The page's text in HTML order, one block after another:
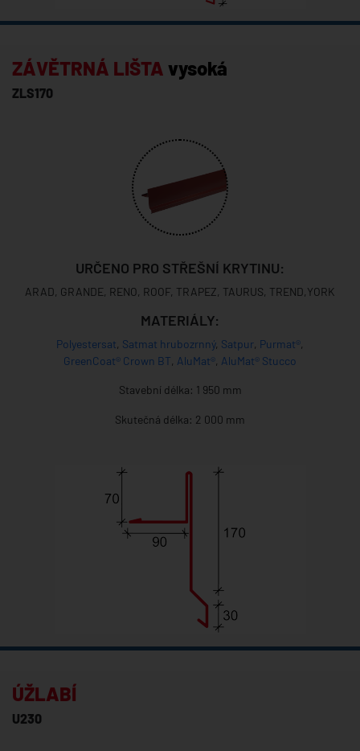
ZÁVĚTRNÁ LIŠTA vysoká
ZLS170
URČENO PRO STŘEŠNÍ KRYTINU:
ARAD, GRANDE, RENO, ROOF, TRAPEZ, TAURUS, TREND,YORK
MATERIÁLY:
Polyestersat Satmat hrubozrnný, Satpur Purmat®
GreenCoat® Crown BT AluMat® AluMat® Stucco
Stavební délka: 1 950 mm
Skutečná délka: 2 000 mm
ÚŽLABÍ
U230